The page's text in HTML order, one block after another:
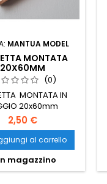
MANTUA MODEL
MONTATA
20X60MM
(0)
MONTATA IN
20x60mm
2,50 €
al carrello
magazzino